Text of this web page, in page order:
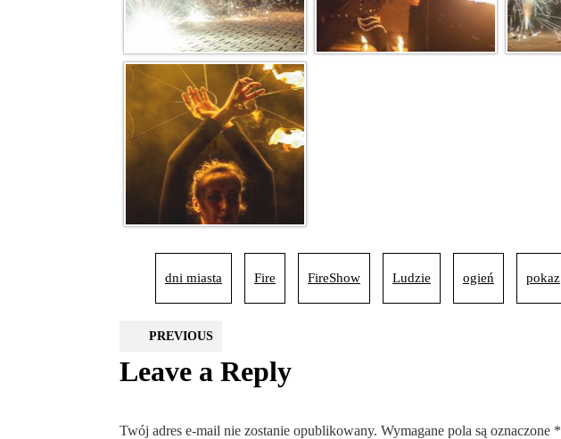
dni miasta Fire FireShow Ludzie ogień pokaz
PREVIOUS
Leave a Reply
Twój adres e-mail nie zostanie opublikowany. Wymagane pola są oznaczone *